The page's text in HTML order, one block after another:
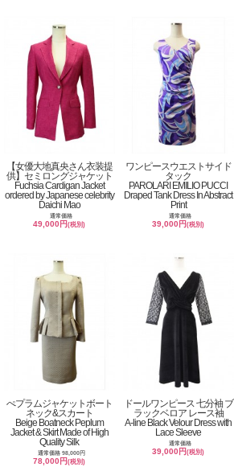
【女優大地真央さん衣装提
供】セミロングジャケット
Fuchsia Cardigan Jacket
ordered by Japanese celebrity
Daichi Mao
通常価格
49,000円(税別)
ワンピースウエストサイド
タック
PAROLARI EMILIO PUCCI
Draped Tank Dress In Abstract
Print
通常価格
39,000円(税別)
ぺプラムジャケットボート
ネック&スカート
Beige Boatneck Peplum
Jacket & Skirt Made of High
Quality Silk
通常価格 98,000円
78,000円(税別)
ドールワンピース 七分袖 ブ
ラックベロア レース袖
A-line Black Velour Dress with
Lace Sleeve
通常価格
39,000円(税別)